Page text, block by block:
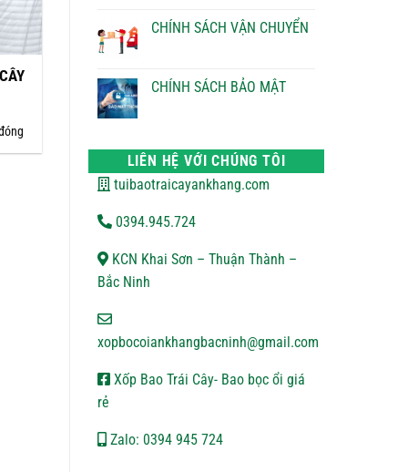
TOÁN
luận
ở
TRẢ
CHÍNH SÁCH VẬN CHUYỂN
luận
ởCHÍNH SÁCH BẢO MẬT
ở
CHÍNH
SÁCH
BẢO
LIÊN HỆ VỚI CHÚNG TÔI
tuibaotraicayankhang.com
0394.945.724
KCN Khai Sơn – Thuận Thành –
Bắc Ninh
xopbocoiankhangbacninh@gmail.com
Xốp Bao Trái Cây- Bao bọc ổi giá
rẻ
Zalo: 0394 945 724